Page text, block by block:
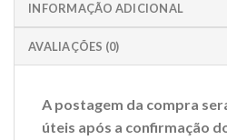
INFORMAÇÃO ADICIONAL
AVALIAÇÕES (0)
A postagem da compra
úteis após a confirmação